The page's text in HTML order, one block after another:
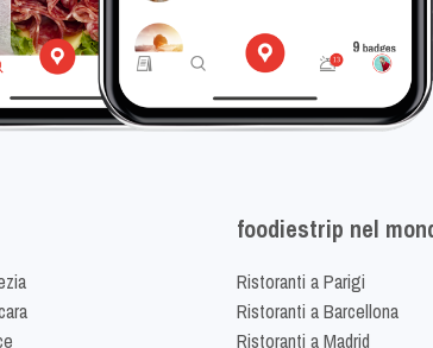
foodiestrip nel
Ristoranti a Parigi
Ristoranti a Barcellona
Ristoranti a Madrid